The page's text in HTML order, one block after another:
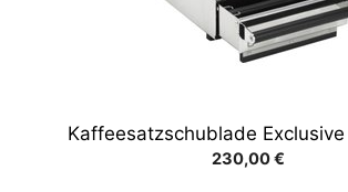
Kaffeesatzschublade
230,00€